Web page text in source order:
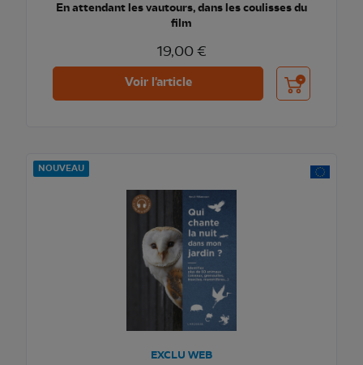
En attendant les vautours, dans les coulisses du
film
19,00 €
Voir l'article Ajouter au
NOUVEAU
EXCLU WEB